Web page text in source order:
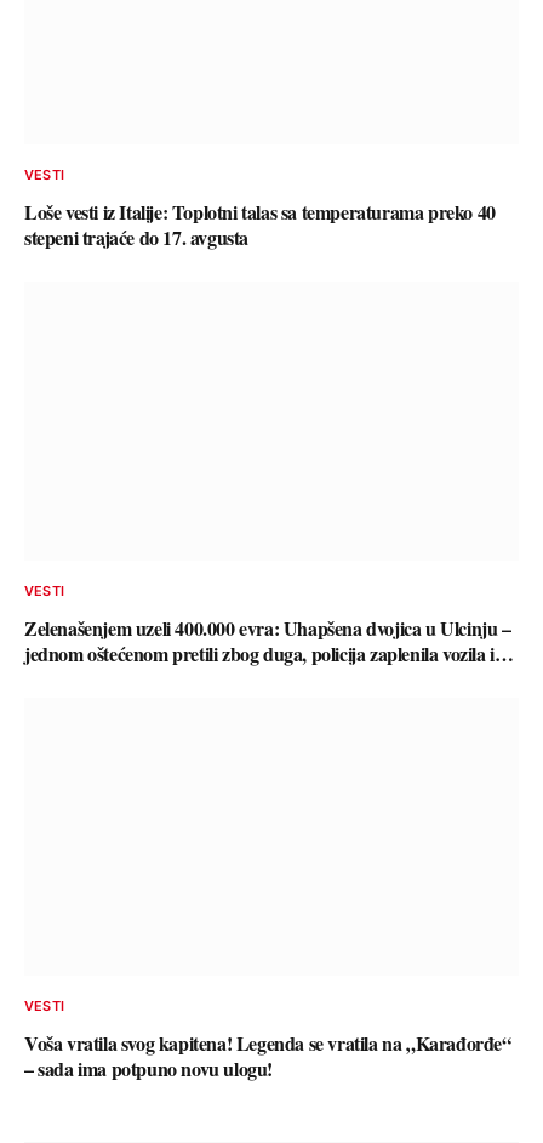
VESTI
Loše vesti iz Italije: Toplotni talas sa temperaturama preko 40
stepeni trajaće do 17. avgusta
VESTI
Zelenašenjem uzeli 400.000 evra: Uhapšena dvojica u Ulcinju –
jednom oštećenom pretili zbog duga, policija zaplenila vozila i…
VESTI
Voša vratila svog kapitena! Legenda se vratila na „Karađorđe“
– sada ima potpuno novu ulogu!